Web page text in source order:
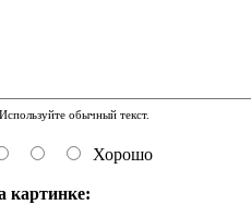
обычный текст.
Хорошо
картинке: